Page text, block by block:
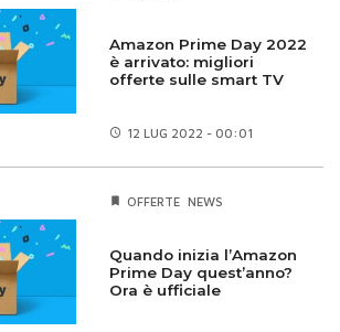
Amazon Prime Day 2022
è arrivato: migliori
offerte sulle smart TV
12 LUG 2022 - 00:01
OFFERTE NEWS
Quando inizia l’Amazon
Prime Day quest’anno?
Ora è ufficiale